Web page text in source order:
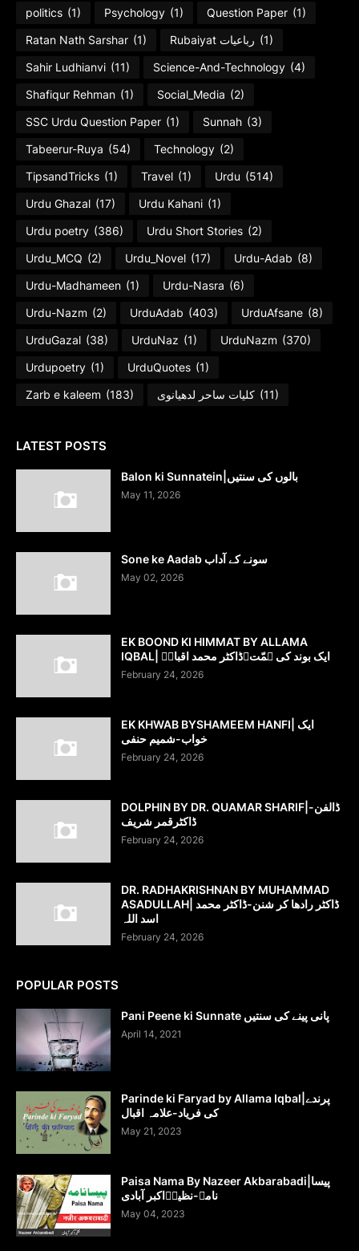
politics (1) Psychology (1) Question Paper (1)
Ratan Nath Sarshar (1) Rubaiyat رباعیات (1)
Sahir Ludhianvi (11) Science-And-Technology (4)
Shafiqur Rehman (1) Social_Media (2)
SSC Urdu Question Paper (1) Sunnah (3)
Tabeerur-Ruya (54) Technology (2)
TipsandTricks (1) Travel (1) Urdu (514)
Urdu Ghazal (17) Urdu Kahani (1)
Urdu poetry (386) Urdu Short Stories (2)
Urdu_MCQ (2) Urdu_Novel (17) Urdu-Adab (8)
Urdu-Madhameen (1) Urdu-Nasra (6)
Urdu-Nazm (2) UrduAdab (403) UrduAfsane (8)
UrduGazal (38) UrduNaz (1) UrduNazm (370)
Urdupoetry (1) UrduQuotes (1)
Zarb e kaleem (183) کلیات ساحر لدھیانوی (11)
LATEST POSTS
Balon ki Sunnatein|بالوں کی سنتیں
May 11, 2026
Sone ke Aadab سونے کے آداب
May 02, 2026
EK BOOND KI HIMMAT BY ALLAMA
IQBAL| ایک بوند کی ہمّت۔ڈاکٹر محمد اقبالؔ
February 24, 2026
EK KHWAB BYSHAMEEM HANFI| ایک
خواب-شمیم حنفی
February 24, 2026
DOLPHIN BY DR. QUAMAR SHARIF|ڈالفن-
ڈاکٹرقمر شریف
February 24, 2026
DR. RADHAKRISHNAN BY MUHAMMAD
ASADULLAH| ڈاکٹر رادھا کر شنن-ڈاکٹر محمد
اسد اللہ
February 24, 2026
POPULAR POSTS
Pani Peene ki Sunnate پانی پینے کی سنتیں
April 14, 2021
Parinde ki Faryad by Allama Iqbal|پرندے
کی فریاد-علامہ اقبال
May 21, 2023
Paisa Nama By Nazeer Akbarabadi|پیسا
نامہ-نظیرؔاکبر آبادی
May 04, 2023